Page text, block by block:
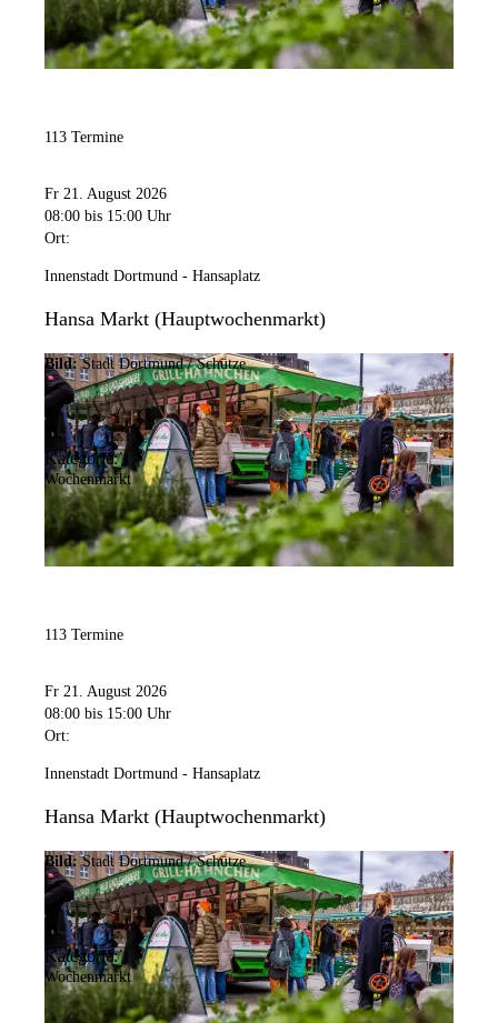
113 Termine
Fr 21. August 2026
08:00 bis 15:00 Uhr
Ort:
Innenstadt Dortmund - Hansaplatz
Hansa Markt (Hauptwochenmarkt)
Bild: Stadt Dortmund / Schütze
Kategorie:
Wochenmarkt
113 Termine
Fr 21. August 2026
08:00 bis 15:00 Uhr
Ort:
Innenstadt Dortmund - Hansaplatz
Hansa Markt (Hauptwochenmarkt)
Bild: Stadt Dortmund / Schütze
Kategorie:
Wochenmarkt